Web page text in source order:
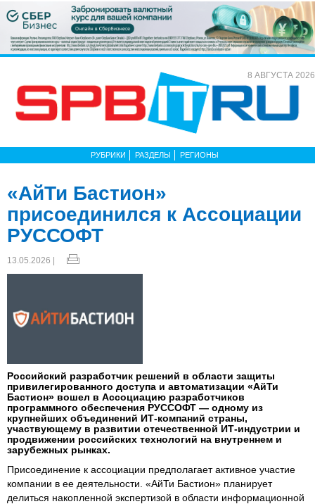
8 АВГУСТА 2026
РУБРИКИ РАЗДЕЛЫ РЕГИОНЫ
«АйТи Бастион»
присоединился к Ассоциации
РУССОФТ
13.05.2026 |
Российский разработчик решений в области защиты
привилегированного доступа и автоматизации «АйТи
Бастион» вошел в Ассоциацию разработчиков
программного обеспечения РУССОФТ — одному из
крупнейших объединений ИТ-компаний страны,
участвующему в развитии отечественной ИТ-индустрии и
продвижении российских технологий на внутреннем и
зарубежных рынках.
Присоединение к ассоциации предполагает активное участие
компании в ее деятельности. «АйТи Бастион» планирует
делиться накопленной экспертизой в области информационной